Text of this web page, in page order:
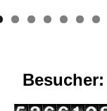
Besucher: